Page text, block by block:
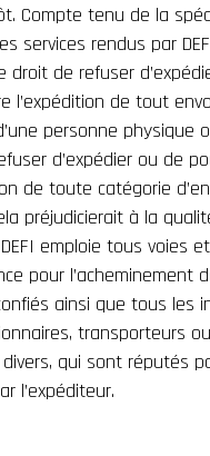
Compte tenu de la
services rendus par
droit de refuser
l’expédition de tout
personne physique
d’expédier ou de
de toute catégorie
préjudicierait à la
emploie tous voies
pour l’acheminement
ainsi que tous les
transporteurs
qui sont réputés
l’expéditeur.